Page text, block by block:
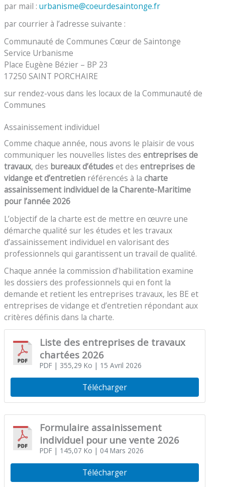
par mail :urbanisme@coeurdesaintonge.fr
par courrier à l’adresse suivante :
Communauté de Communes Cœur de Saintonge
Service Urbanisme
Place Eugène Bézier – BP 23
17250 SAINT PORCHAIRE
sur rendez-vous dans les locaux de la Communauté de
Communes
Assainissement individuel
Comme chaque année, nous avons le plaisir de vous
communiquer les nouvelles listes desentreprises de
travaux, des bureaux d’étudeset desentreprises de
vidange et d’entretien référencés à lacharte
assainissement individuel de la Charente-Maritime
pour l’année 2026
L’objectif de la charte est de mettre en œuvre une
démarche qualité sur les études et les travaux
d’assainissement individuel en valorisant des
professionnels qui garantissent un travail de qualité.
Chaque année la commission d’habilitation examine
les dossiers des professionnels qui en font la
demande et retient les entreprises travaux, les BE et
entreprises de vidange et d’entretien répondant aux
critères définis dans la charte.
Liste des entreprises de travaux
chartées 2026
PDF| 355,29 Ko | 15 Avril 2026
Télécharger
Formulaire assainissement
individuel pour une vente 2026
PDF| 145,07 Ko | 04 Mars 2026
Télécharger